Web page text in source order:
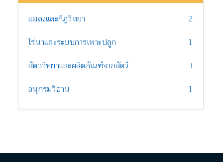
แมลงและกีฏวิทยา
2
ไร่นาและระบบการเพาะปลูก
1
สัตววิทยาและผลิตภัณฑ์จากสัตว์
3
อนุกรมวิธาน
1